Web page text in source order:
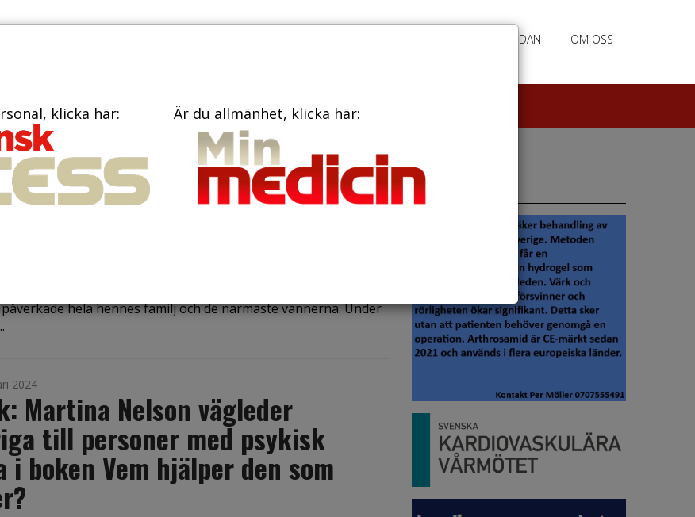
ANNONSERING HEMSIDAN OM OSS
BÖCKER KONTAKT
2024
Att försvinna sig. Mor och
hela hennes familj och de närmaste vännerna. Under
2024
Martina Nelson vägleder
till personer med psykisk
i boken Vem hjälper den som
Annonser
klicka här: Är du allmänhet, klicka här: